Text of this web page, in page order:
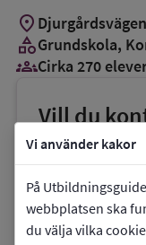
Vi använder kakor
På
webbplatsen ska
du välja vilka
location_on
categoryGrundskola,
groups_3Cirka 270
Vill du
phoneTelefon:
E-post:
link Webbplats: